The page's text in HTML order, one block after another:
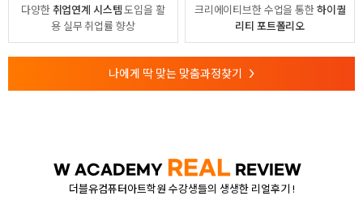
다양한취업연계 시스템도입을 활
용실무 취업률 향상
크리에이티브한 수업을 통한하이퀄
리티 포트폴리오
나에게 딱 맞는 맞춤과정찾기 >
W ACADEMY REAL REVIEW
더블유컴퓨터아트학원 수강생들의 생생한 리얼후기 !